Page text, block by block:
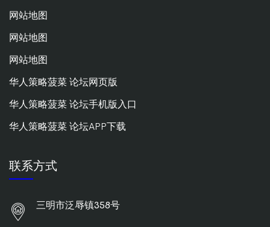
网站地图
网站地图
网站地图
华人策略菠菜 论坛网页版
华人策略菠菜 论坛手机版入口
华人策略菠菜 论坛APP下载
联系方式
三明市泛辱镇358号